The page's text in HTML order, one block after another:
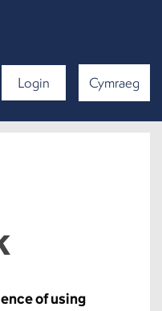
Login Cymraeg